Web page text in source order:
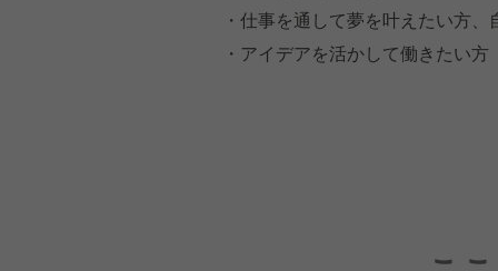
・仕事を通して夢を叶えたい方
・アイデアを活かして働きたい方